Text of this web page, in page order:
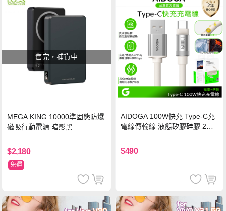
售完，補貨中
MEGA KING 10000準固態防爆
磁吸行動電源 暗影黑
$2,180
免運
AIDOGA 100W快充 Type-C充
電線傳輸線 液態矽膠硅膠 2M
$490